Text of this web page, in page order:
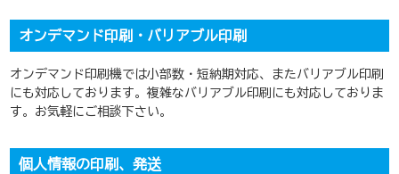
オンデマンド印刷・バリアブル印刷
オンデマンド印刷機では小部数・短納期対応、またバリアブル印刷
にも対応しております。複雑なバリアブル印刷にも対応しておりま
す。お気軽にご相談下さい。
個人情報の印刷、発送